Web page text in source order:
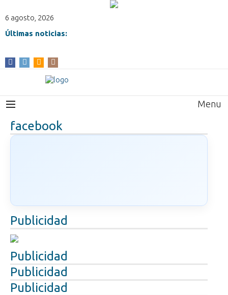
6 agosto, 2026
Últimas noticias:
Menu
facebook
Publicidad
Publicidad
Publicidad
Publicidad